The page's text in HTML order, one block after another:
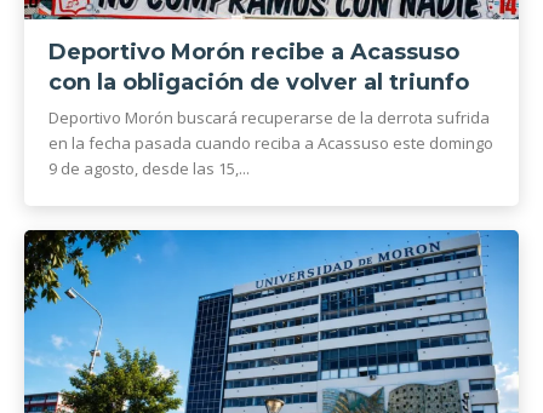
Deportivo Morón recibe a Acassuso
con la obligación de volver al triunfo
Deportivo Morón buscará recuperarse de la derrota sufrida
en la fecha pasada cuando reciba a Acassuso este domingo
9 de agosto, desde las 15,...